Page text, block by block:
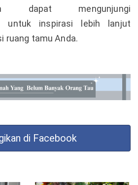
mengunjungi
untuk inspirasi lebih lanjut
ruang tamu Anda.
di Facebook